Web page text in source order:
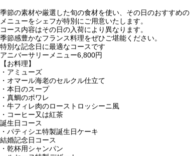
季節の素材や厳選した旬の食材を使い、その日のおすすめの
メニューをシェフが特別にご用意いたします。
コース内容はその日の入荷により異なります。
季節感豊かなフランス料理をぜひご堪能ください。
特別な記念日に最適なコースです
アニバーサリーメニュー6,800円
【お料理】
・アミューズ
・オマール海老のセルクル仕立て
・本日のスープ
・真鯛のポワレ
・牛フィレ肉のローストロッシーニ風
・コーヒー又は紅茶
誕生日コース
・パティシエ特製誕生日ケーキ
結婚記念日コース
・乾杯用シャンパン